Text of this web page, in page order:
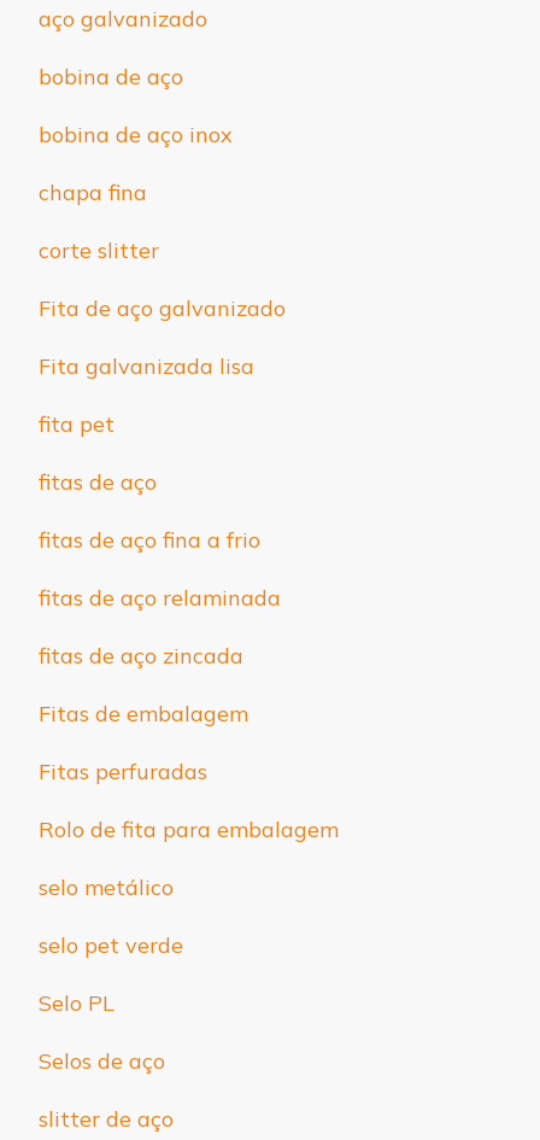
aço galvanizado
bobina de aço
bobina de aço inox
chapa fina
corte slitter
Fita de aço galvanizado
Fita galvanizada lisa
fita pet
fitas de aço
fitas de aço fina a frio
fitas de aço relaminada
fitas de aço zincada
Fitas de embalagem
Fitas perfuradas
Rolo de fita para embalagem
selo metálico
selo pet verde
Selo PL
Selos de aço
slitter de aço